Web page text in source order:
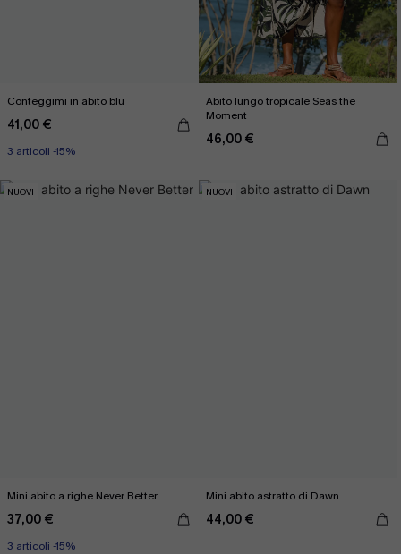
Conteggimi in abito blu
41,00 €
3 articoli -15%
Abito lungo tropicale Seas the
Moment
46,00 €
NUOVI
Mini abito a righe Never Better
37,00 €
3 articoli -15%
NUOVI
Mini abito astratto di Dawn
44,00 €